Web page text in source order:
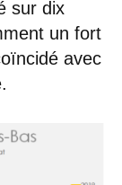
sur dix
un fort
avec